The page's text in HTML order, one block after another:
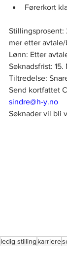
Førerkort
Stillingsprosent:
mer etter
Lønn: Etter
Søknadsfrist: 15.
Tiltredelse:
Send kortfattet
sindre@h-y.no
Søknader vil bli
ledig stilling karriere